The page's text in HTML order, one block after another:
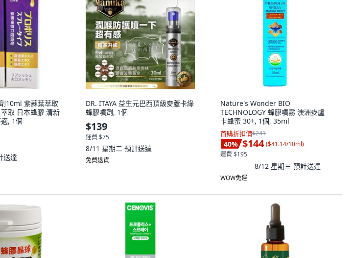
10ml 紫蘇葉萃取
取 日本蜂膠 清新
, 1個
送達
DR. ITAYA 益生元巴西頂級麥蘆卡綠
蜂膠噴劑, 1個
$139
運費 $75
8/11 星期二 預計送達
免費退貨
Nature's Wonder BIO
TECHNOLOGY 蜂膠噴霧 澳洲麥盧
卡蜂蜜 30+, 1個, 35ml
首購折扣價$241
40% $144 ($41.14/10ml)
運費 $195
8/12 星期三 預計送達
WOW免運